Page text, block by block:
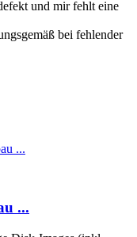
und mir fehlt eine
bei fehlender
...
...